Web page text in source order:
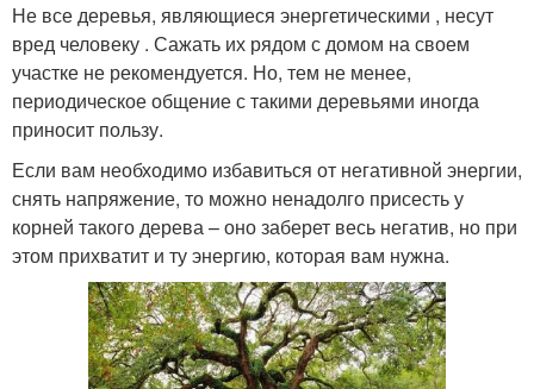
Не все деревья, являющиеся энергетическими , несут
вред человеку . Сажать их рядом с домом на своем
участке не рекомендуется. Но, тем не менее,
периодическое общение с такими деревьями иногда
приносит пользу.
Если вам необходимо избавиться от негативной энергии,
снять напряжение, то можно ненадолго присесть у
корней такого дерева – оно заберет весь негатив, но при
этом прихватит и ту энергию, которая вам нужна.